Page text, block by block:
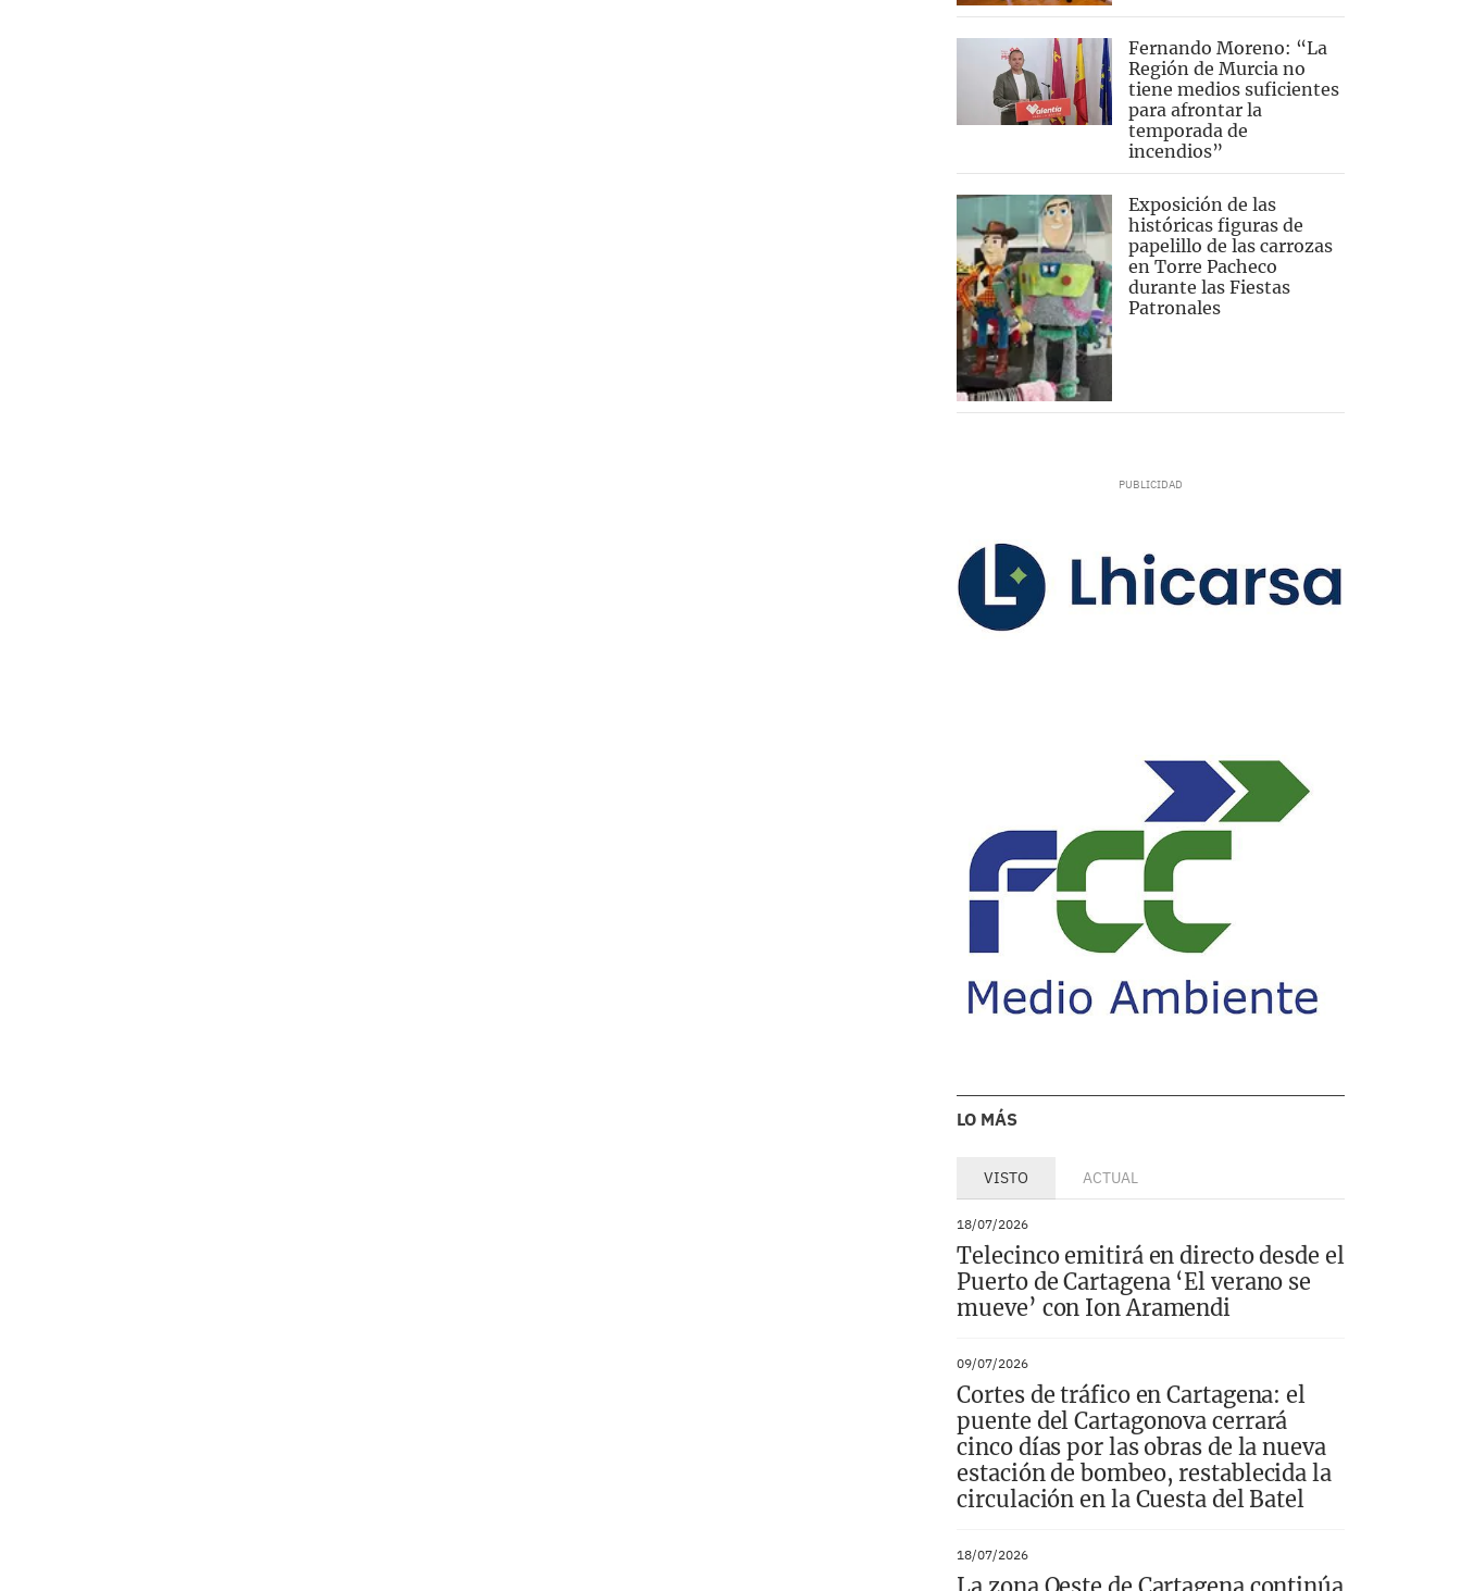
Fernando Moreno: “La
Región de Murcia no
tiene medios suficientes
para afrontar la
temporada de
incendios”
Exposición de las
históricas figuras de
papelillo de las carrozas
en Torre Pacheco
durante las Fiestas
Patronales
LO MÁS
VISTO ACTUAL
18/07/2026
Telecinco emitirá en directo desde el
Puerto de Cartagena ‘El verano se
mueve’ con Ion Aramendi
09/07/2026
Cortes de tráfico en Cartagena: el
puente del Cartagonova cerrará
cinco días por las obras de la nueva
estación de bombeo, restablecida la
circulación en la Cuesta del Batel
18/07/2026